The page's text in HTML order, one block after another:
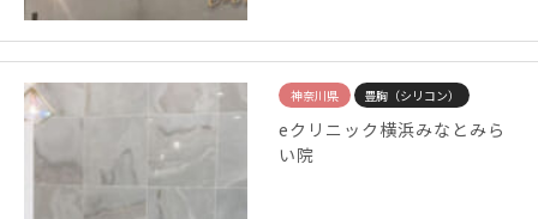
神奈川県 豊胸（シリコン）
eクリニック横浜みなとみら
い院